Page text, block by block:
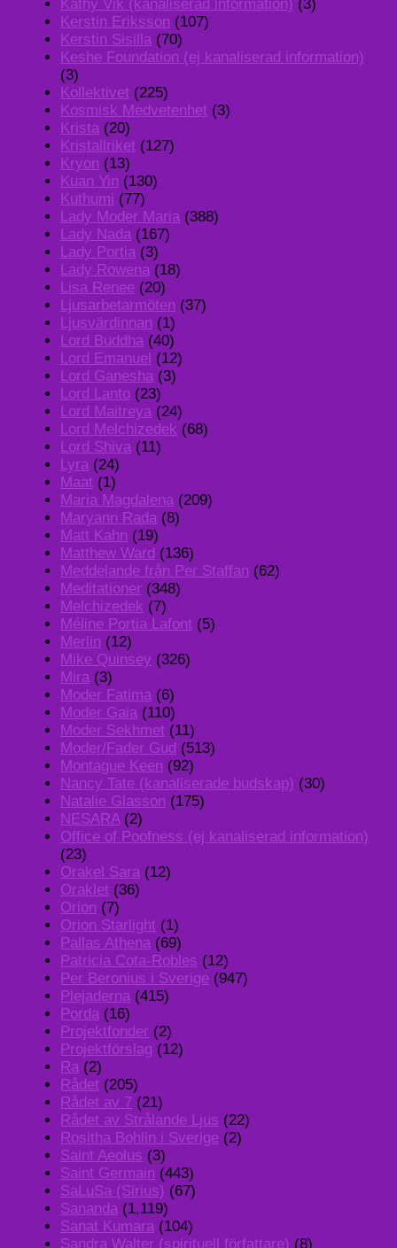
Kathy Vik (kanaliserad information) (3)
Kerstin Eriksson (107)
Kerstin Sisilla (70)
Keshe Foundation (ej kanaliserad information)
(3)
Kollektivet (225)
Kosmisk Medvetenhet (3)
Krista (20)
Kristallriket (127)
Kryon (13)
Kuan Yin (130)
Kuthumi (77)
Lady Moder Maria (388)
Lady Nada (167)
Lady Portia (3)
Lady Rowena (18)
Lisa Renee (20)
Ljusarbetarmöten (37)
Ljusvärdinnan (1)
Lord Buddha (40)
Lord Emanuel (12)
Lord Ganesha (3)
Lord Lanto (23)
Lord Maitreya (24)
Lord Melchizedek (68)
Lord Shiva (11)
Lyra (24)
Maat (1)
Maria Magdalena (209)
Maryann Rada (8)
Matt Kahn (19)
Matthew Ward (136)
Meddelande från Per Staffan (62)
Meditationer (348)
Melchizedek (7)
Méline Portia Lafont (5)
Merlin (12)
Mike Quinsey (326)
Mira (3)
Moder Fatima (6)
Moder Gaia (110)
Moder Sekhmet (11)
Moder/Fader Gud (513)
Montague Keen (92)
Nancy Tate (kanaliserade budskap) (30)
Natalie Glasson (175)
NESARA(2)
Office of Poofness (ej kanaliserad information)
(23)
Orakel Sara (12)
Oraklet (36)
Orion (7)
Orion Starlight (1)
Pallas Athena (69)
Patricia Cota-Robles (12)
Per Beronius i Sverige (947)
Plejaderna (415)
Porda (16)
Projektfonder (2)
Projektförslag (12)
Ra (2)
Rådet (205)
Rådet av 7 (21)
Rådet av Strålande Ljus (22)
Rositha Bohlin i Sverige (2)
Saint Aeolus (3)
Saint Germain (443)
SaLuSa (Sirius) (67)
Sananda (1,119)
Sanat Kumara (104)
Sandra Walter (spirituell författare) (8)